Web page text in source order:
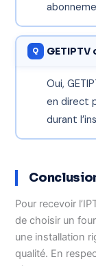
Oui,
en direct
durant
Pour recevoir
de choisir un
une installation
qualité. En